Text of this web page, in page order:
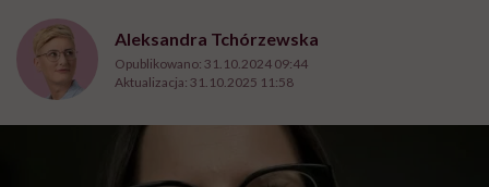
Aleksandra Tchórzewska
Opublikowano: 31.10.2024 09:44
Aktualizacja: 31.10.2025 11:58